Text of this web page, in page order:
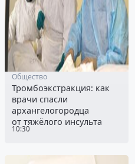
10:30
Общество
Тромбоэкстракция: как
врачи спасли
архангелогородца
от тяжёлого инсульта